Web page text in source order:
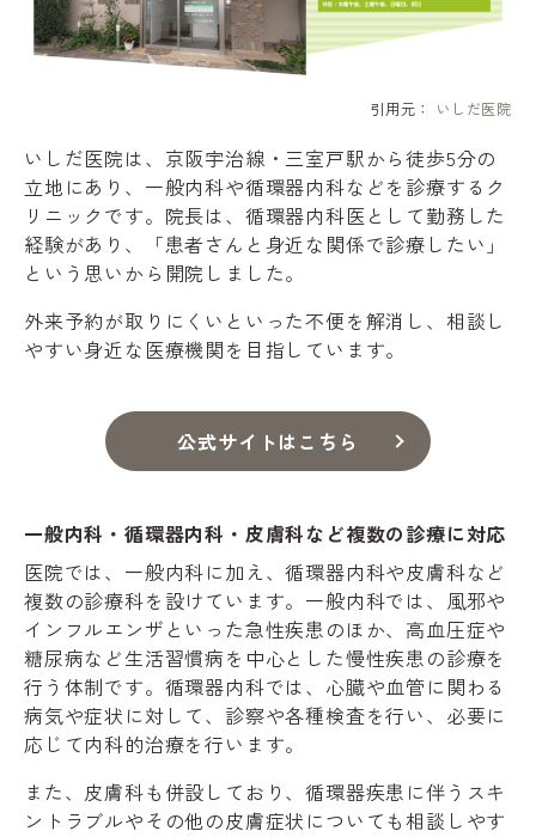
引用元： いしだ医院
いしだ医院は、京阪宇治線・三室戸駅から徒歩5分の
立地にあり、一般内科や循環器内科などを診療するク
リニックです。院長は、循環器内科医として勤務した
経験があり、「患者さんと身近な関係で診療したい」
という思いから開院しました。
外来予約が取りにくいといった不便を解消し、相談し
やすい身近な医療機関を目指しています。
公式サイトはこちら
一般内科・循環器内科・皮膚科など複数の診療に対応
医院では、一般内科に加え、循環器内科や皮膚科など
複数の診療科を設けています。一般内科では、風邪や
インフルエンザといった急性疾患のほか、高血圧症や
糖尿病など生活習慣病を中心とした慢性疾患の診療を
行う体制です。循環器内科では、心臓や血管に関わる
病気や症状に対して、診察や各種検査を行い、必要に
応じて内科的治療を行います。
また、皮膚科も併設しており、循環器疾患に伴うスキ
ントラブルやその他の皮膚症状についても相談しやす